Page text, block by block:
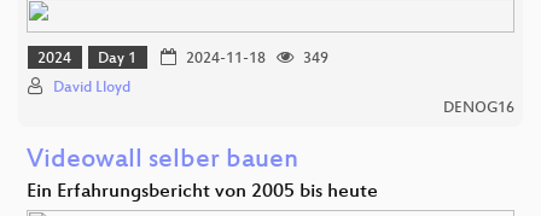
2024 Day 1 2024-11-18
349
David Lloyd
DENOG16
Videowall selber bauen
Ein Erfahrungsbericht von 2005 bis heute